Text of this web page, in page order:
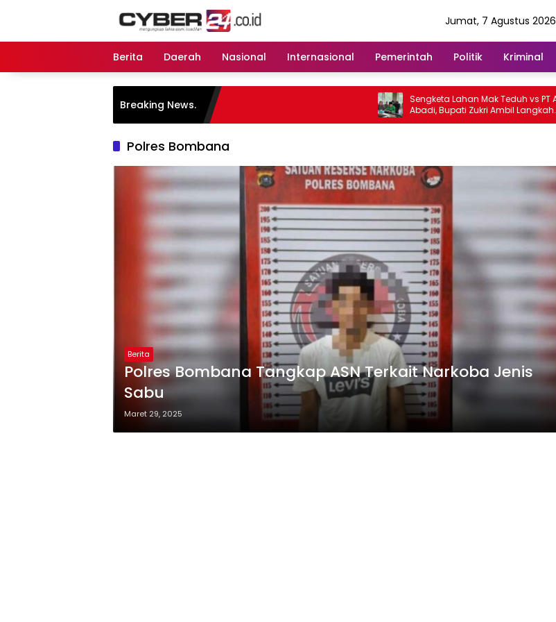
Jumat, 7 Agustus 2026
Berita Daerah Nasional Internasional Pemerintah Politik Kriminal
Breaking News.
Sengketa Lahan Mak Teduh vs PT Arara
Abadi, Bupati Zukri Ambil Langkah
Cooling Down
Polres Bombana
Berita
Polres Bombana Tangkap ASN Terkait Narkoba Jenis
Sabu
Maret 29, 2025